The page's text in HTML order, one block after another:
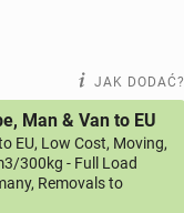
JAK DODAĆ?
Man & Van to EU
EU, Low Cost, Moving,
300kg - Full Load
Removals to